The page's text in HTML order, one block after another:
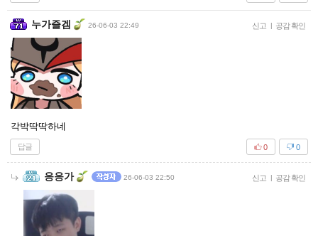
누가즐겜 26-06-03 22:49 신고 | 공감 확인
각박딱딱하네
답글 0
0
응응가 26-06-03 22:50 신고 | 공감 확인